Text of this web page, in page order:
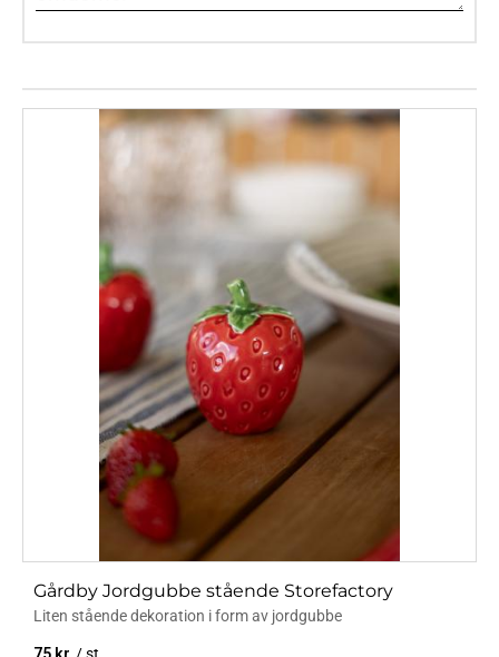
Gårdby Jordgubbe stående Storefactory
Liten stående dekoration i form av jordgubbe